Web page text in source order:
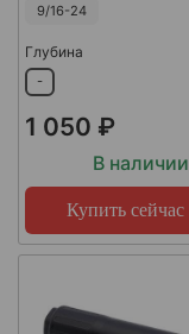
9/16-24
Глубина
-
1 050 ₽
В наличии
Купить сейчас